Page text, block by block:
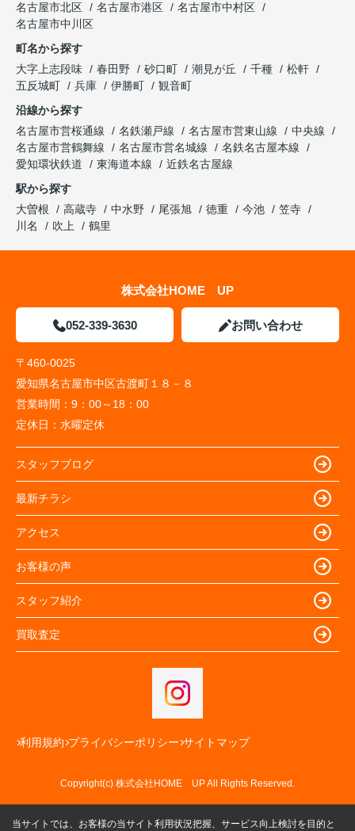
名古屋市北区
名古屋市港区
名古屋市中村区
名古屋市中川区
町名から探す
大字上志段味
春田野 砂口町 潮見が丘 千種
松軒
五反城町
兵庫 伊勝町
観音町
沿線から探す
名古屋市営桜通線
名鉄瀬戸線 名古屋市営東山線
中央線
名古屋市営鶴舞線
名古屋市営名城線
名鉄名古屋本線
愛知環状鉄道
東海道本線
近鉄名古屋線
駅から探す
大曽根
高蔵寺 中水野 尾張旭 徳重 今池
笠寺
川名
吹上 鶴里
株式会社HOME UP
052-339-3630 お問い合わせ
〒460-0025
愛知県名古屋市中区古渡町１８－８
営業時間： 9：00～18：00
定休日： 水曜定休
スタッフブログ
最新チラシ
アクセス
お客様の声
スタッフ紹介
買取査定
利用規約 プライバシーポリシー サイトマップ
Copyright(c) 株式会社HOME UP All Rights Reserved.
当サイトでは、お客様の当サイト利用状況把握、サービス向上検討を目的と